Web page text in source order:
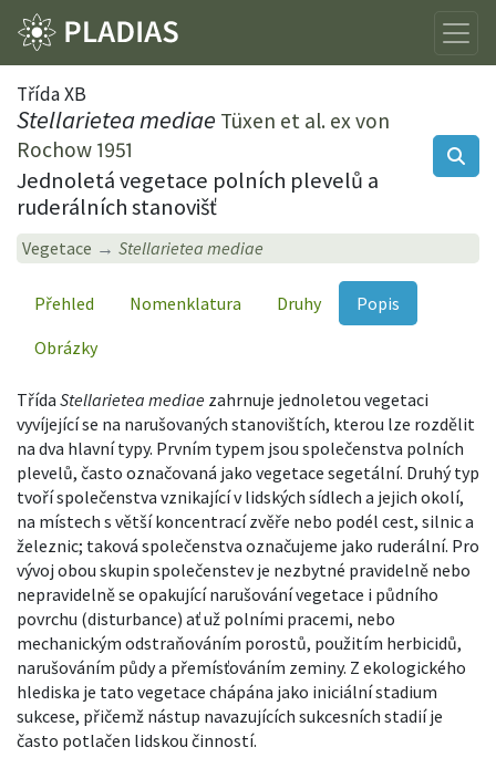
Třída XB
Stellarietea mediae Tüxen et al. ex von
Rochow 1951
Jednoletá vegetace polních plevelů a
ruderálních stanovišť
Vegetace Stellarietea mediae
Přehled Nomenklatura Druhy
Popis
Obrázky
Třída Stellarietea mediae zahrnuje jednoletou vegetaci
vyvíjející se na narušovaných stanovištích, kterou lze rozdělit
na dva hlavní typy. Prvním typem jsou společenstva polních
plevelů, často označovaná jako vegetace segetální. Druhý typ
tvoří společenstva vznikající v lidských sídlech a jejich okolí,
na místech s větší koncentrací zvěře nebo podél cest, silnic a
železnic; taková společenstva označujeme jako ruderální. Pro
vývoj obou skupin společenstev je nezbytné pravidelně nebo
nepravidelně se opakující narušování vegetace i půdního
povrchu (disturbance) ať už polními pracemi, nebo
mechanickým odstraňováním porostů, použitím herbicidů,
narušováním půdy a přemísťováním zeminy. Z ekologického
hlediska je tato vegetace chápána jako iniciální stadium
sukcese, přičemž nástup navazujících sukcesních stadií je
často potlačen lidskou činností.